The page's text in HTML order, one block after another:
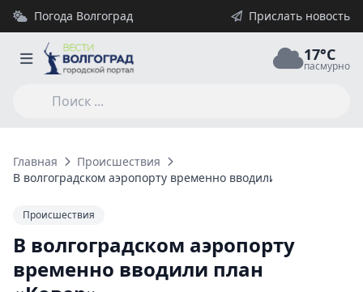
Погода Волгоград Прислать новость
17°C
пасмурно
Главная
Происшествия
В волгоградском аэропорту временно вводили план «Ковер»
Происшествия
В волгоградском аэропорту
временно вводили план